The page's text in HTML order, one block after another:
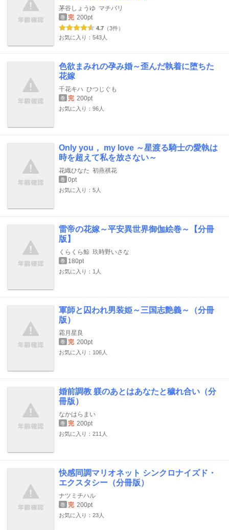
茅谷しょうゆ マチバリ
巻 完 200pt
4.7 （3件）
お気に入り：543人
色欲まみれの孕み婚～歪んだ執着に堕ちた
花嫁
千花キハ ひつじぐも
巻 完 200pt
お気に入り：96人
Only you， my love ～星渡る騎士の愛執は
時を超えて私を放さない～
花織ひなた 初燕祺花
巻 0pt
お気に入り：5人
雷帝の花嫁～平安異世界御伽絵巻～【分冊
版】
くらくら鯨 玖時野いさな
巻 180pt
お気に入り：1人
軍師と囚われ男装姫～三国志艶義～（分冊
版）
霜月星良
巻 完 200pt
お気に入り：106人
婚前調教 躾のあとはあなたと穢れ合い（分
冊版）
なかはらまい
巻 完 200pt
お気に入り：211人
快感同調マリオネット シンクロナイズド・
エクスタシー（分冊版）
ナツミチハル
巻 完 200pt
お気に入り：23人